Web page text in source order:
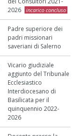
2026
incarico concluso
Padre superiore dei
padri missionari
saveriani di Salerno
Vicario giudiziale
aggiunto del Tribunale
Ecclesiastico
Interdiocesano di
Basilicata per il
quinquennio 2022-
2026